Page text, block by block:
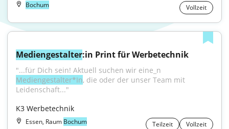
Bochum Vollzeit
Mediengestalter:in Print für Werbetechnik
Mediengestalter*In, die oder der unser Team mit
Leidenschaft..."
K3 Werbetechnik
Essen, Raum Bochum Teilzeit Vollzeit